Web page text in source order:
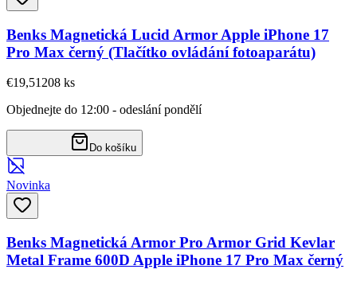
Benks Magnetická Lucid Armor Apple iPhone 17
Pro Max černý (Tlačítko ovládání fotoaparátu)
€19,51 208 ks
Objednejte do 12:00 - odeslání pondělí
Do košíku
Novinka
Benks Magnetická Armor Pro Armor Grid Kevlar
Metal Frame 600D Apple iPhone 17 Pro Max černý